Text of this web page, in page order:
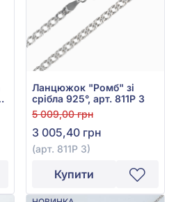
Ланцюжок "Ромб" зі
срібла 925°, арт. 811Р 3
5 009,00 грн
3 005,40 грн
(арт. 811Р 3)
Купити